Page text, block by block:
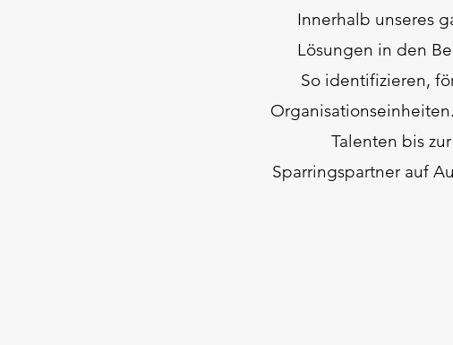
Innerhalb unseres
Lösungen in den
So identifizieren,
Talenten bis
Sparringspartner auf